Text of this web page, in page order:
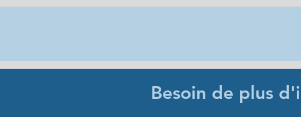
Besoin de plus